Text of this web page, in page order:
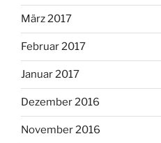
März 2017
Februar 2017
Januar 2017
Dezember 2016
November 2016